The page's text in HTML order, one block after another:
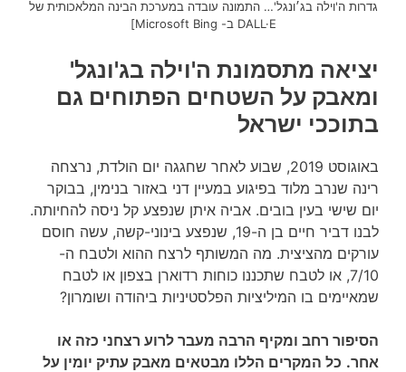
גדרות ה'וילה בג׳ונגל'… התמונה עובדה במערכת הבינה המלאכותית של
DALL·E ב- Microsoft Bing]
יציאה מתסמונת ה'וילה בג'ונגל'
ומאבק על השטחים הפתוחים גם
בתוככי ישראל
באוגוסט 2019, שבוע לאחר שחגגה יום הולדת, נרצחה
רינה שנרב מלוד בפיגוע במעיין דני באזור בנימין, בבוקר
יום שישי בעין בובים. אביה איתן שנפצע קל ניסה להחיותה.
לבנו דביר חיים בן ה-19, שנפצע בינוני-קשה, עשה חוסם
עורקים מהציצית. מה המשותף לרצח ההוא ולטבח ה-
7/10, או לטבח שתכננו כוחות רדוארן בצפון או לטבח
שמאיימים בו המיליציות הפלסטיניות ביהודה ושומרון?
הסיפור רחב ומקיף הרבה מעבר לרוע רצחני כזה או
אחר. כל המקרים הללו מבטאים מאבק עתיק יומין על